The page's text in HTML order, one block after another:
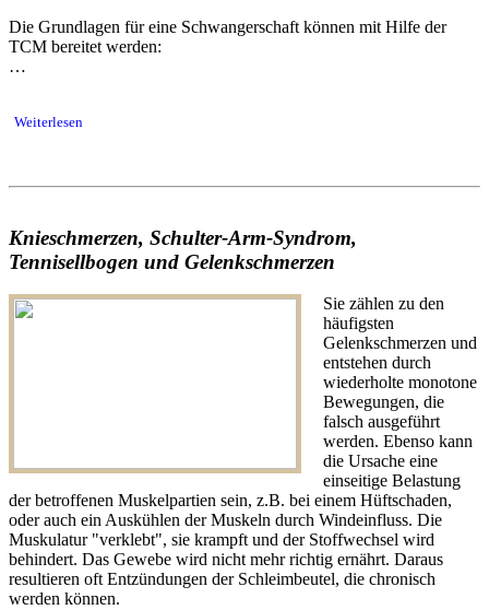
Die Grundlagen für eine Schwangerschaft können mit Hilfe der
TCM bereitet werden:
…
Weiterlesen
Knieschmerzen, Schulter-Arm-Syndrom,
Tennisellbogen und Gelenkschmerzen
Sie zählen zu den
häufigsten
Gelenkschmerzen und
entstehen durch
wiederholte monotone
Bewegungen, die
falsch ausgeführt
werden. Ebenso kann
die Ursache eine
einseitige Belastung
der betroffenen Muskelpartien sein, z.B. bei einem Hüftschaden,
oder auch ein Auskühlen der Muskeln durch Windeinfluss. Die
Muskulatur "verklebt", sie krampft und der Stoffwechsel wird
behindert. Das Gewebe wird nicht mehr richtig ernährt. Daraus
resultieren oft Entzündungen der Schleimbeutel, die chronisch
werden können.